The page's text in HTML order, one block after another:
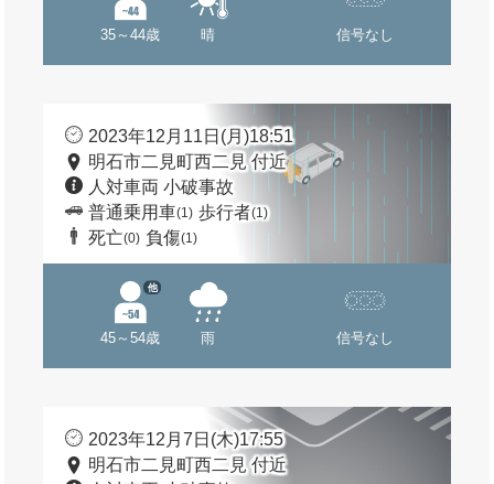
35～44歳 晴 信号なし
2023年12月11日(月)18:51
明石市二見町西二見 付近
人対車両 小破事故
普通乗用車(1) 歩行者(1)
死亡(0) 負傷(1)
45～54歳
他
雨 信号なし
2023年12月7日(木)17:55
明石市二見町西二見 付近